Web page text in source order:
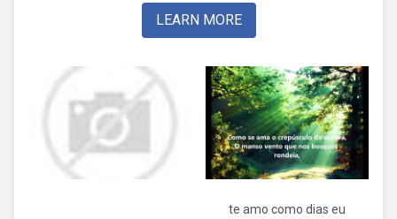
LEARN MORE
te amo como dias eu